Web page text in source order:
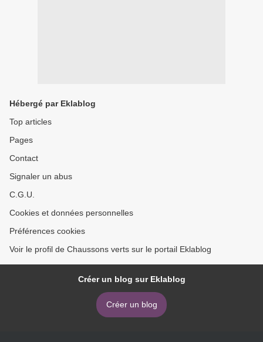
Hébergé par Eklablog
Top articles
Pages
Contact
Signaler un abus
C.G.U.
Cookies et données personnelles
Préférences cookies
Voir le profil de Chaussons verts sur le portail Eklablog
Créer un blog sur Eklablog
Créer un blog